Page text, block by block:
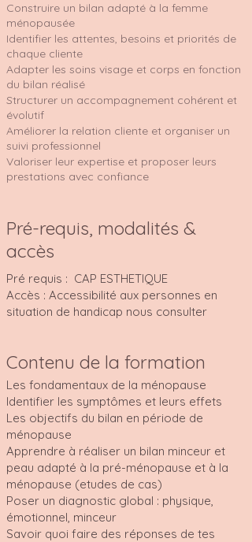
Construire un bilan adapté à la femme
ménopausée
Identifier les attentes, besoins et priorités de
chaque cliente
Adapter les soins visage et corps en fonction
du bilan réalisé
Structurer un accompagnement cohérent et
évolutif
Améliorer la relation cliente et organiser un
suivi professionnel
Valoriser leur expertise et proposer leurs
prestations avec confiance
Pré-requis, modalités &
accès
Pré requis : CAP ESTHETIQUE
Accès : Accessibilité aux personnes en
situation de handicap nous consulter
Contenu de la formation
Les fondamentaux de la ménopause
Identifier les symptômes et leurs effets
Les objectifs du bilan en période de
ménopause
Apprendre à réaliser un bilan minceur et
peau adapté à la pré-ménopause et à la
ménopause (etudes de cas)
Poser un diagnostic global : physique,
émotionnel, minceur
Savoir quoi faire des réponses de tes